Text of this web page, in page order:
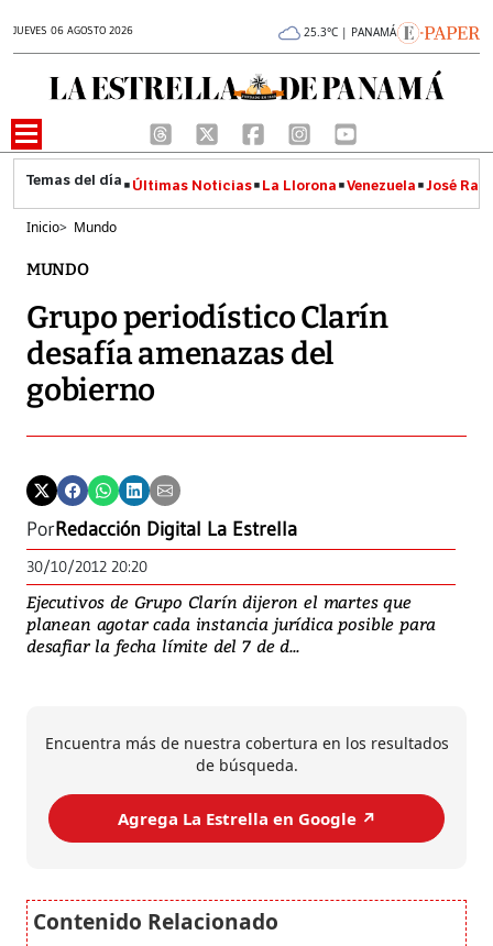
JUEVES 06 AGOSTO 2026 25.3°C | PANAMÁ
Últimas Noticias La Llorona Venezuela José
Inicio> Mundo
MUNDO
Grupo periodístico Clarín
desafía amenazas del
gobierno
PorRedacción Digital La Estrella
30/10/2012 20:20
Ejecutivos de Grupo Clarín dijeron el martes que
planean agotar cada instancia jurídica posible para
desafiar la fecha límite del 7 de d...
Encuentra más de nuestra cobertura en los resultados
de búsqueda.
Agrega La Estrella en Google ↗️